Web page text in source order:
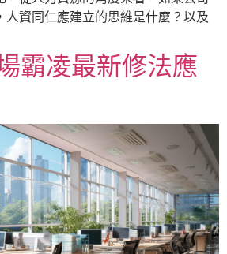
人資同仁應建立的思維是什麼？以及
霸凌最新修法應